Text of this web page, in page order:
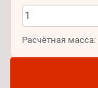
Расчётная масса: